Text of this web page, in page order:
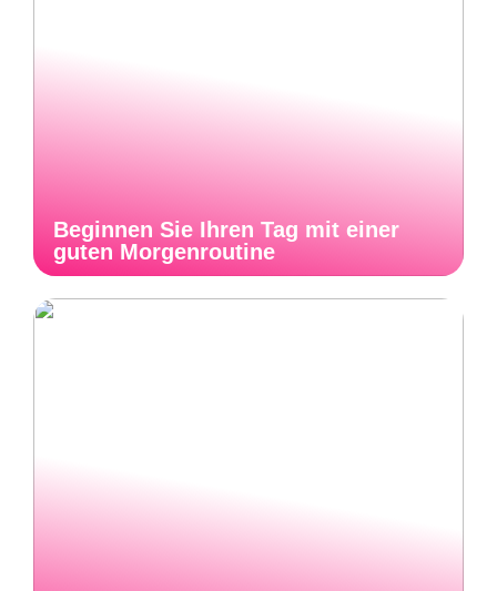
Beginnen Sie Ihren Tag mit einer
guten Morgenroutine